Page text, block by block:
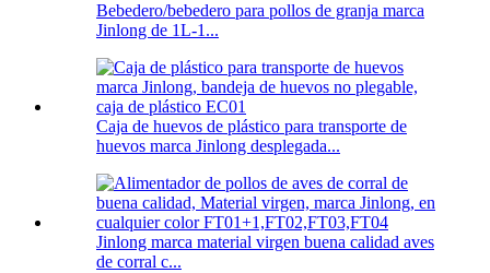
Bebedero/bebedero para pollos de granja marca
Jinlong de 1L-1...
Caja de huevos de plástico para transporte de
huevos marca Jinlong desplegada...
Jinlong marca material virgen buena calidad aves
de corral c...